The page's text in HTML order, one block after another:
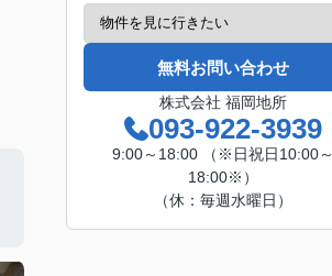
無料お問い合わせ
株式会社 福岡地所
093-922-3939
9:00～18:00 （※日祝日10:00～
18:00※）
（休：毎週水曜日）